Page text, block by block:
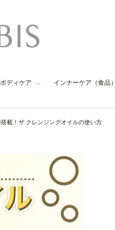
ディケア インナーケア（食品）
載！ザ クレンジングオイルの使い方